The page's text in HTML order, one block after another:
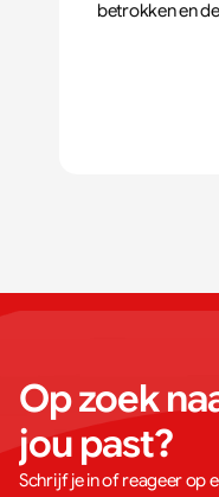
betrokken en
Op zoek
jou past?
Schrijf je in of reageer op